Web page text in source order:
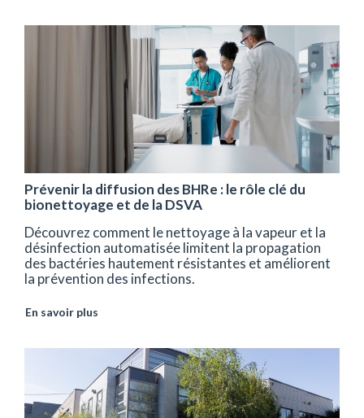
Prévenir la diffusion des BHRe : le rôle clé du
bionettoyage et de la DSVA
Découvrez comment le nettoyage à la vapeur et la
désinfection automatisée limitent la propagation
des bactéries hautement résistantes et améliorent
la prévention des infections.
En savoir plus